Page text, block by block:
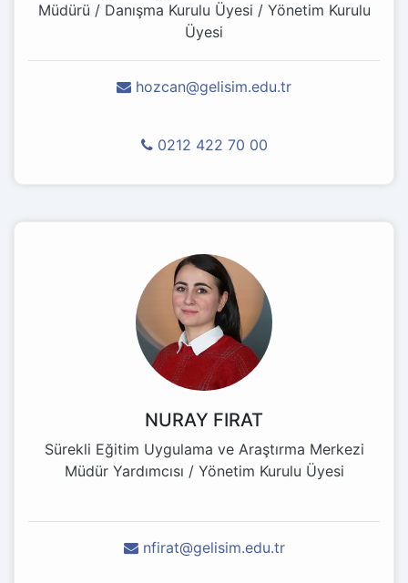
Müdürü / Danışma Kurulu Üyesi / Yönetim Kurulu
Üyesi
hozcan@gelisim.edu.tr
0212 422 70 00
NURAY FIRAT
Sürekli Eğitim Uygulama ve Araştırma Merkezi
Müdür Yardımcısı / Yönetim Kurulu Üyesi
nfirat@gelisim.edu.tr